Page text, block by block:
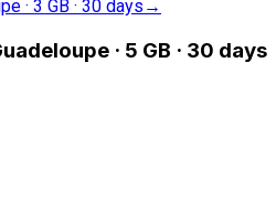
· 3 GB · 30 days →
· 5 GB · 30 days